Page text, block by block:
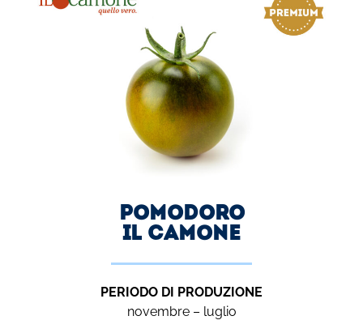
Pomodoro
IL CAMONE
PERIODO DI PRODUZIONE
novembre – luglio